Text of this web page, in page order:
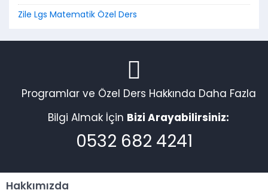
Zile Lgs Matematik Özel Ders
Programlar ve Özel Ders Hakkında Daha Fazla
Bilgi Almak İçin Bizi Arayabilirsiniz:
0532 682 4241
Hakkımızda